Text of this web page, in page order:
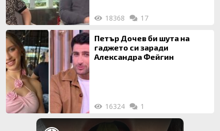
18368 17
Петър Дочев би шута на
гаджето си заради
Александра Фейгин
16324 1